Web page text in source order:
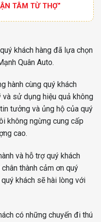
TÂM TỪ THỢ”
khách hàng đã lựa chọn
Quân Auto.
hành cùng quý khách
sử dụng hiệu quả không
tưởng và ủng hộ của quý
không ngừng cung cấp
cao.
và hỗ trợ quý khách
thành cảm ơn quý
khách sẽ hài lòng với
có những chuyến đi thú